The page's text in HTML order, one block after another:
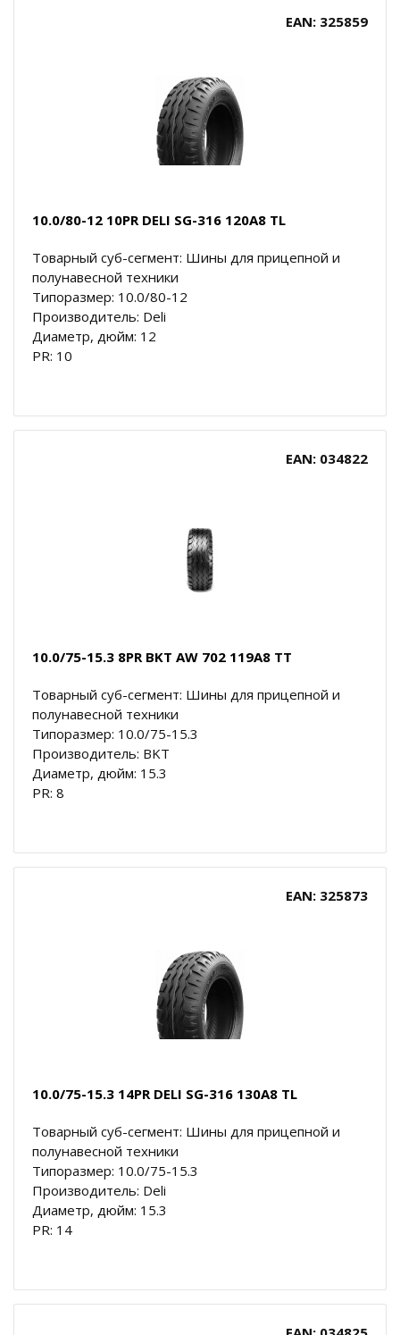
EAN: 325859
10.0/80-12 10PR DELI SG-316 120A8 TL
Товарный суб-сегмент: Шины для прицепной и
полунавесной техники
Типоразмер: 10.0/80-12
Производитель: Deli
Диаметр, дюйм: 12
PR: 10
EAN: 034822
10.0/75-15.3 8PR BKT AW 702 119A8 TT
Товарный суб-сегмент: Шины для прицепной и
полунавесной техники
Типоразмер: 10.0/75-15.3
Производитель: BKT
Диаметр, дюйм: 15.3
PR: 8
EAN: 325873
10.0/75-15.3 14PR DELI SG-316 130A8 TL
Товарный суб-сегмент: Шины для прицепной и
полунавесной техники
Типоразмер: 10.0/75-15.3
Производитель: Deli
Диаметр, дюйм: 15.3
PR: 14